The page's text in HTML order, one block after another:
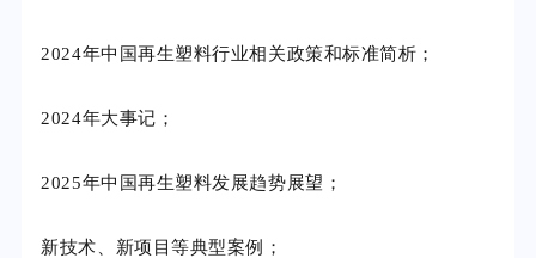
2024年中国再生塑料行业相关政策和标准简析；
2024年大事记；
2025年中国再生塑料发展趋势展望；
新技术、新项目等典型案例；